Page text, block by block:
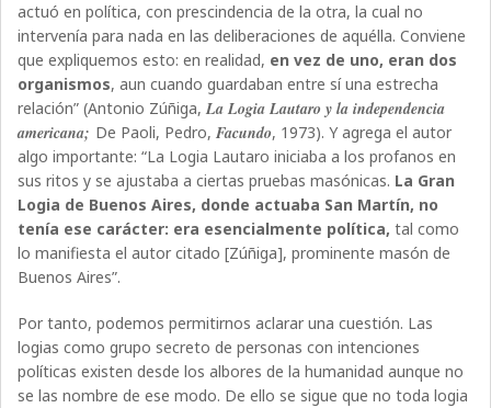
actuó en política, con prescindencia de la otra, la cual no
intervenía para nada en las deliberaciones de aquélla. Conviene
que expliquemos esto: en realidad, en vez de uno, eran dos
organismos, aun cuando guardaban entre sí una estrecha
relación” (Antonio Zúñiga,La Logia Lautaro y la independencia
americana; De Paoli, Pedro,Facundo, 1973). Y agrega el autor
algo importante: “La Logia Lautaro iniciaba a los profanos en
sus ritos y se ajustaba a ciertas pruebas masónicas. La Gran
Logia de Buenos Aires, donde actuaba San Martín, no
tenía ese carácter: era esencialmente política,tal como
lo manifiesta el autor citado [Zúñiga], prominente masón de
Buenos Aires”.
Por tanto, podemos permitirnos aclarar una cuestión. Las
logias como grupo secreto de personas con intenciones
políticas existen desde los albores de la humanidad aunque no
se las nombre de ese modo. De ello se sigue que no toda logia